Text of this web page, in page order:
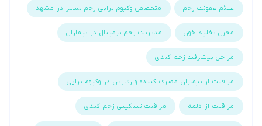
علائم عفونت زخم متخصص وکیوم تراپی زخم بستر در مشهد
مخزن تخلیه خون مدیریت زخم ترمینال در بیماران
مراحل پیشرفت زخم کندی
مراقبت از بیماران مصرف کننده وارفارین در وکیوم تراپی
مراقبت از دلمه مراقبت تسکینی زخم کندی